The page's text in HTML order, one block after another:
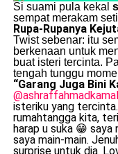
Si suami pula kekal
sempat merakam
Rupa-Rupanya
Twist sebenar: itu
berkenaan untuk
buat isteri tercinta.
tengah tunggu
“Garang Juga Bini
@ashraffahmadkamal
isteriku yang
rumahtangga kita,
harap u suka 😁
saya main-main.
surprise untuk dia.